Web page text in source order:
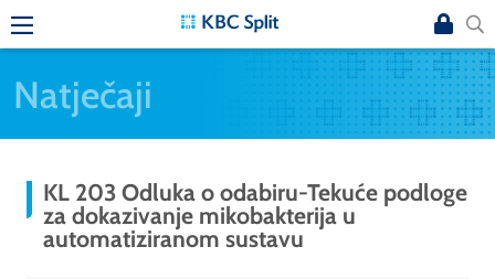
Natječaji
KL 203 Odluka o odabiru-Tekuće podloge
za dokazivanje mikobakterija u
automatiziranom sustavu